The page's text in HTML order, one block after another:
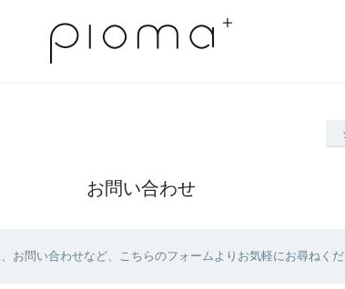
お問い合わせ
お問い合わせなど、こちらのフォームよりお気軽にお尋ねくだ